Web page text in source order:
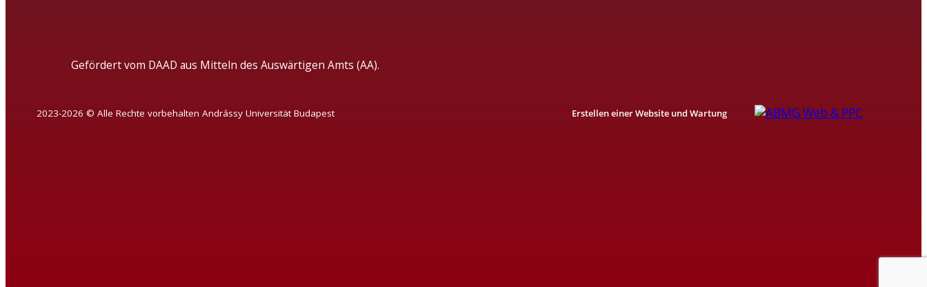
Gefördert vom DAAD aus Mitteln des Auswärtigen Amts (AA).
2023-2026 © Alle Rechte vorbehalten Andrássy Universität Budapest Erstellen einer Website und Wartung